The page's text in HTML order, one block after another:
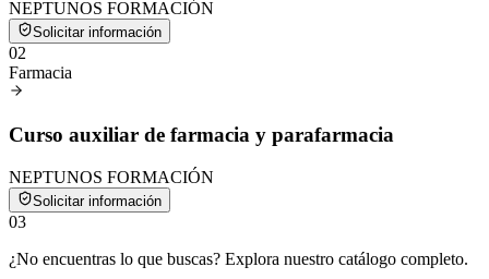
NEPTUNOS FORMACIÓN
Solicitar información
02
Farmacia
Curso auxiliar de farmacia y parafarmacia
NEPTUNOS FORMACIÓN
Solicitar información
03
¿No encuentras lo que buscas? Explora nuestro catálogo completo.